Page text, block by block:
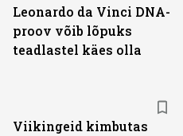
Leonardo da Vinci DNA-
proov võib lõpuks
teadlastel käes olla
Viikingeid kimbutas